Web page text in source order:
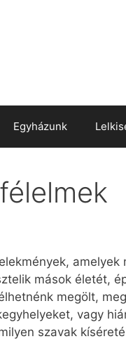
Egyházunk
mások életét,
megölt,
vagy
szavak